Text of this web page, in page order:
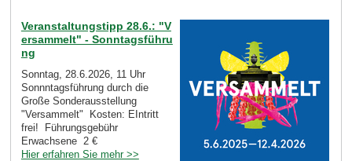
Veranstaltungstipp 28.6.: "V
ersammelt" - Sonntagsführu
ng
Sonntag, 28.6.2026, 11 Uhr
Sonnntagsführung durch die
Große Sonderausstellung
"Versammelt" Kosten: EIntritt
frei! Führungsgebühr
Erwachsene 2 €
Hier erfahren Sie mehr >>